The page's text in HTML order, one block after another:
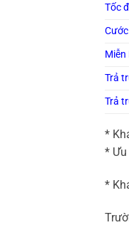
Tốc
Miễn
Trả
Trả
*
*
*